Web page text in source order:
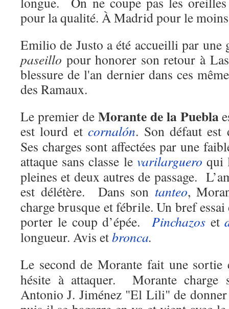
pour la qualité. À Madrid pour le
Emilio de Justo a été accueilli par une
paseillo pour honorer son retour à
blessure de l'an dernier dans ces
des Ramaux.
Le premier de Morante de la Puebla
est lourd etcornalón. Son défaut est
Ses charges sont affectées par une
attaque sans classe le varilarguero qui
pleines et deux autres de passage.
est délétère. Dans son tanteo,
charge brusque et fébrile. Un bref
porter le coup d’épée. Pinchazoset
longueur. Avis etbronca.
Le second de Morante fait une
hésite à attaquer. Morante
Antonio J. Jiménez "El Lili" de